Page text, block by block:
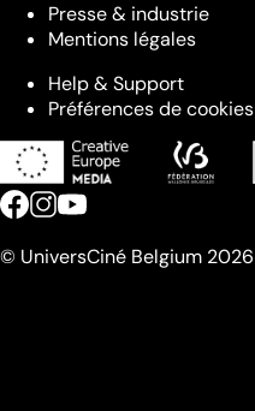
Presse & industrie
Mentions légales
Help & Support
Préférences de cookies
© UniversCiné Belgium 2026